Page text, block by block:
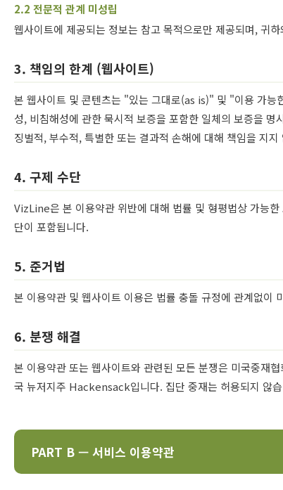
2.2 전문적 관계 미성립
웹사이트에 제공되는 정보는 참고 목적으로만 제공되며, 귀
3. 책임의 한계 (웹사이트)
본 웹사이트 및 콘텐츠는 "있는 그대로(as is)" 및 "이용 가
성, 비침해성에 관한 묵시적 보증을 포함한 일체의 보증을
징벌적, 부수적, 특별한 또는 결과적 손해에 대해 책임을 지지
4. 구제 수단
VizLine은 본 이용약관 위반에 대해 법률 및 형평법상 가능
단이 포함됩니다.
5. 준거법
본 이용약관 및 웹사이트 이용은 법률 충돌 규정에 관계없이
6. 분쟁 해결
본 이용약관 또는 웹사이트와 관련된 모든 분쟁은 미국중재
국 뉴저지주 Hackensack입니다. 집단 중재는 허용되지 않
PART B — 서비스 이용약관